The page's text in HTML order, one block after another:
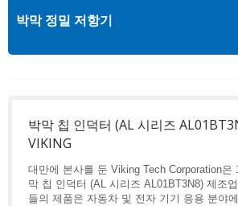
박막 정밀 저항기
박막 칩 인덕터 (AL 시리즈
VIKING
대만에 본사를 둔 Viking Tech Corporation은
막 칩 인덕터 (AL 시리즈 AL01BT3N8) 제조
들의 제품은 자동차 및 전자 기기 응용 분야